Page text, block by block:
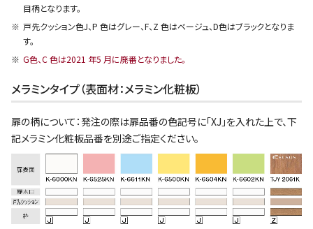
目柄となります。
戸先クッション色J、P 色はグレー、F、Z 色はベージュ、D色はブラックとなりま
す。
G色、C 色は2021 年5 月に廃番となりました。
メラミンタイプ（表面材：メラミン化粧板）
扉の柄について：発注の際は扉品番の色記号に「XJ」を入れた上で、下
記メラミン化粧板品番を別途ご指定ください。